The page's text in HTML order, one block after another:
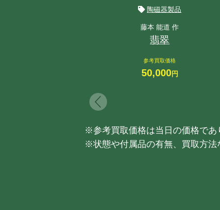
陶磁器製品
藤本 能道 作
翡翠
参考買取価格
50,000円
※参考買取価格は当日の価格であ
※状態や付属品の有無、買取方